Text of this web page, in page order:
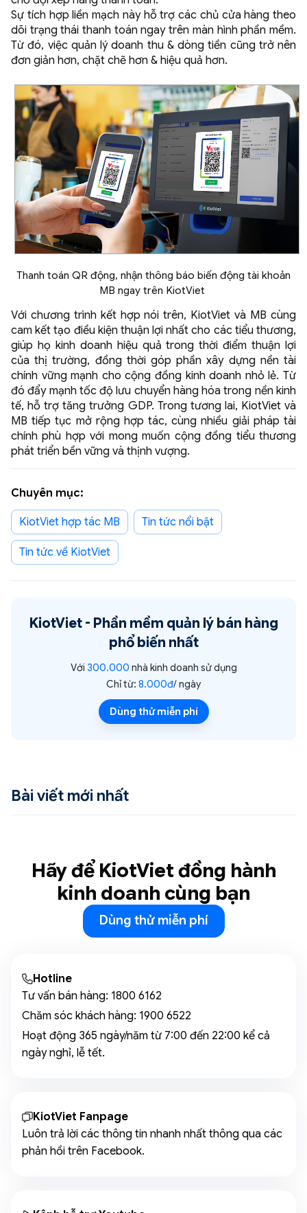
Sự tích hợp liền mạch này hỗ trợ các chủ cửa hàng theo
dõi trạng thái thanh toán ngay trên màn hình phần mềm.
Từ đó, việc quản lý doanh thu & dòng tiền cũng trở nên
đơn giản hơn, chặt chẽ hơn & hiệu quả hơn.
Thanh toán QR động, nhận thông báo biến động tài khoản
MB ngay trên KiotViet
Với chương trình kết hợp nói trên, KiotViet và MB cùng
cam kết tạo điều kiện thuận lợi nhất cho các tiểu thương,
giúp họ kinh doanh hiệu quả trong thời điểm thuận lợi
của thị trường, đồng thời góp phần xây dựng nền tài
chính vững mạnh cho cộng đồng kinh doanh nhỏ lẻ. Từ
đó đẩy mạnh tốc độ lưu chuyển hàng hóa trong nền kinh
tế, hỗ trợ tăng trưởng GDP. Trong tương lai, KiotViet và
MB tiếp tục mở rộng hợp tác, cùng nhiều giải pháp tài
chính phù hợp với mong muốn cộng đồng tiểu thương
phát triển bền vững và thịnh vượng.
Chuyên mục:
KiotViet hợp tác MB Tin tức nổi bật
Tin tức về KiotViet
KiotViet - Phần mềm quản lý bán hàng
phổ biến nhất
Với 300.000 nhà kinh doanh sử dụng
Chỉ từ: 8.000đ/ ngày
Dùng thử miễn phí
Bài viết mới nhất
Hãy để KiotViet đồng hành
kinh doanh cùng bạn
Dùng thử miễn phí
Hotline
Tư vấn bán hàng: 1800 6162
Chăm sóc khách hàng: 1900 6522
Hoạt động 365 ngày/năm từ 7:00 đến 22:00 kể cả
ngày nghỉ, lễ tết.
KiotViet Fanpage
Luôn trả lời các thông tin nhanh nhất thông qua các
phản hồi trên Facebook.